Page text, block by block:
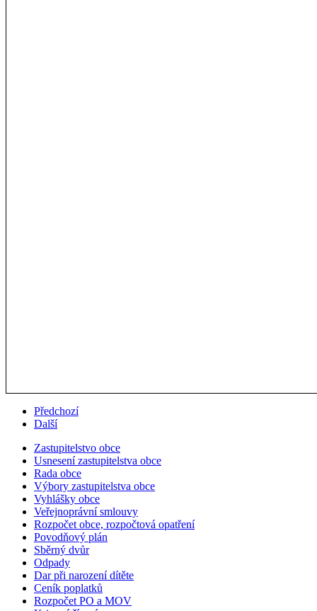
Předchozí
Další
Zastupitelstvo obce
Usnesení zastupitelstva obce
Rada obce
Výbory zastupitelstva obce
Vyhlášky obce
Veřejnoprávní smlouvy
Rozpočet obce, rozpočtová opatření
Povodňový plán
Sběrný dvůr
Odpady
Dar při narození dítěte
Ceník poplatků
Rozpočet PO a MOV